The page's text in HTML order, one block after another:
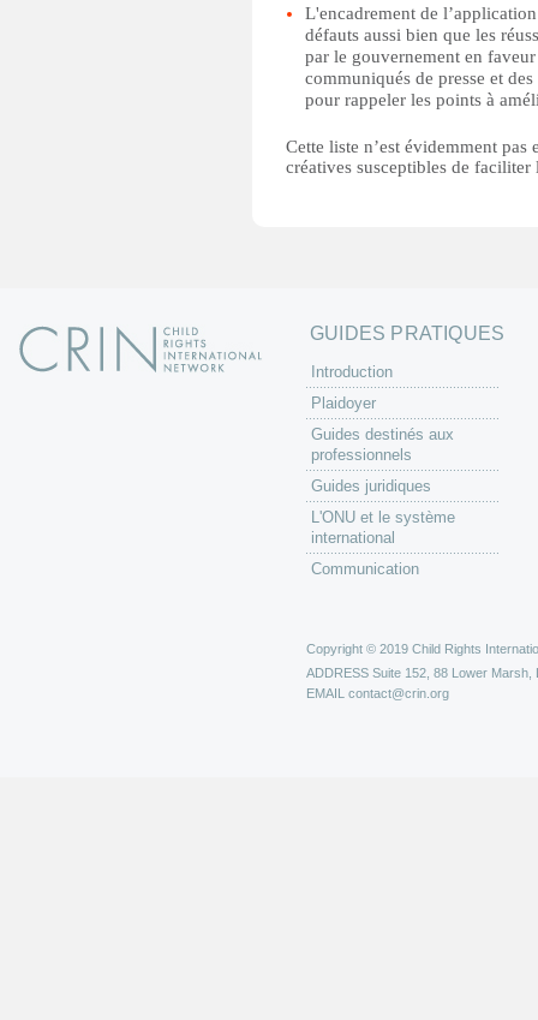
L'encadrement de
défauts aussi bien que les
par le gouvernement en
communiqués de presse et
pour rappeler les points à
Cette liste n’est évidemment
créatives susceptibles de
GUIDES PRATIQUES
Introduction
Plaidoyer
Guides destinés aux
professionnels
Guides juridiques
L'ONU et le système
international
Communication
Copyright © 2019 Child Rights
ADDRESS Suite 152, 88 Lower Marsh,
EMAIL contact@crin.org